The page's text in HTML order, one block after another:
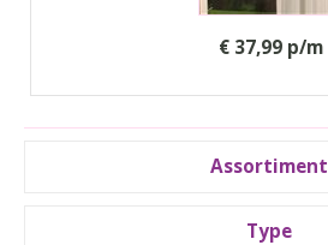
Assortiment
Type
€ 37,99 p/m